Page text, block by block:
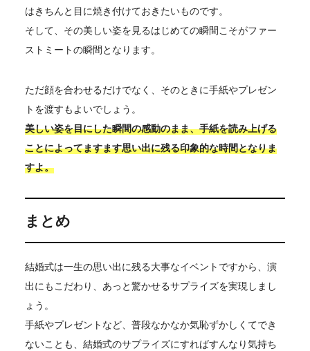
はきちんと目に焼き付けておきたいものです。
そして、その美しい姿を見るはじめての瞬間こそがファー
ストミートの瞬間となります。
ただ顔を合わせるだけでなく、そのときに手紙やプレゼン
トを渡すもよいでしょう。
美しい姿を目にした瞬間の感動のまま、手紙を読み上げる
ことによってますます思い出に残る印象的な時間となりま
すよ。
まとめ
結婚式は一生の思い出に残る大事なイベントですから、演
出にもこだわり、あっと驚かせるサプライズを実現しまし
ょう。
手紙やプレゼントなど、普段なかなか気恥ずかしくてでき
ないことも、結婚式のサプライズにすればすんなり気持ち